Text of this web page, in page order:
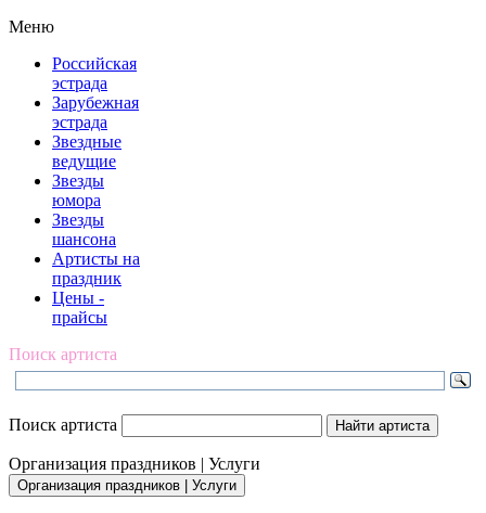
Меню
Российская
эстрада
Зарубежная
эстрада
Звездные
ведущие
Звезды
юмора
Звезды
шансона
Артисты на
праздник
Цены -
прайсы
Поиск артиста
Поиск артиста
Организация праздников | Услуги
Организация праздников | Услуги